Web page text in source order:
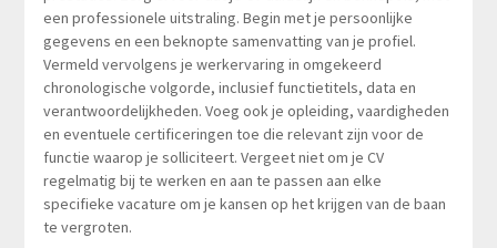
een professionele uitstraling. Begin met je persoonlijke
gegevens en een beknopte samenvatting van je profiel.
Vermeld vervolgens je werkervaring in omgekeerd
chronologische volgorde, inclusief functietitels, data en
verantwoordelijkheden. Voeg ook je opleiding, vaardigheden
en eventuele certificeringen toe die relevant zijn voor de
functie waarop je solliciteert. Vergeet niet om je CV
regelmatig bij te werken en aan te passen aan elke
specifieke vacature om je kansen op het krijgen van de baan
te vergroten.